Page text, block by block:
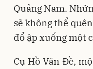
Quảng Nam.
sẽ không thể
đổ ập xuống một
Cụ Hồ Văn Đề,